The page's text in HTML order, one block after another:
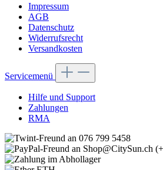
Impressum
AGB
Datenschutz
Widerrufsrecht
Versandkosten
Servicemenü
Hilfe und Support
Zahlungen
RMA